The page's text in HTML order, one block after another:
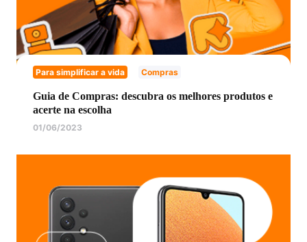
Para simplificar a vida Compras
Guia de Compras: descubra os melhores produtos e
acerte na escolha
01/06/2023